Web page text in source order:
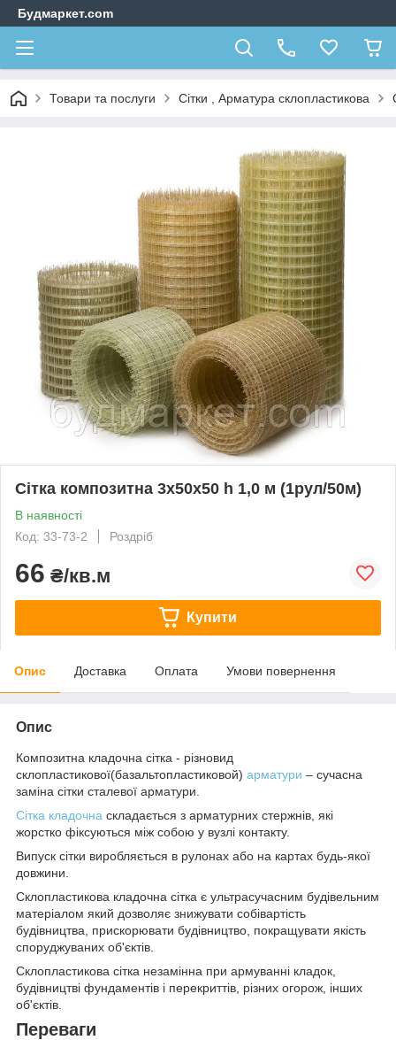
Будмаркет.com
Товари та послуги Сітки , Арматура склопластикова
Сітка композитна 3х50х50 h 1,0 м (1рул/50м)
В наявності
Код: 33-73-2
Роздріб
66 ₴/кв.м
Купити
Опис Доставка Оплата Умови повернення
Опис
Композитна кладочна сітка - різновид
склопластикової(базальтопластиковой) арматури – сучасна
заміна сітки сталевої арматури.
Сітка кладочна складається з арматурних стержнів, які
жорстко фіксуються між собою у вузлі контакту.
Випуск сітки виробляється в рулонах або на картах будь-якої
довжини.
Склопластикова кладочна сітка є ультрасучасним будівельним
матеріалом який дозволяє знижувати собівартість
будівництва, прискорювати будівництво, покращувати якість
споруджуваних об'єктів.
Склопластикова сітка незамінна при армуванні кладок,
будівництві фундаментів і перекриттів, різних огорож, інших
об'єктів.
Переваги